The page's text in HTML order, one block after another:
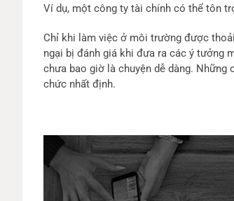
Ví dụ, một công ty tài chính có thể tôn
Chỉ khi làm việc ở môi trường được
ngại bị đánh giá khi đưa ra các ý tưởng
chưa bao giờ là chuyện dễ dàng.
chức nhất định.